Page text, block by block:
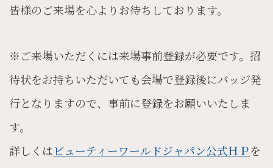
皆様のご来場を心よりお待ちしております。
※ご来場いただくには来場事前登録が必要です。招
待状をお持ちいただいても会場で登録後にバッジ発
行となりますので、事前に登録をお願いいたしま
す。
詳しくはビューティーワールドジャパン公式ＨＰを